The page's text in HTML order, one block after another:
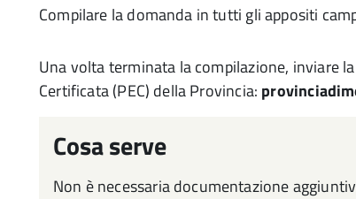
Compilare la domanda in tutti gli appositi
Una volta terminata la compilazione, inviare
Certificata (PEC) della Provincia:
Cosa serve
Non è necessaria documentazione